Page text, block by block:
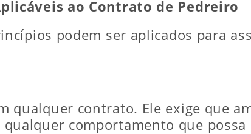
ao Contrato de Pedreiro
podem ser aplicados para
qualquer contrato. Ele exige que
comportamento que